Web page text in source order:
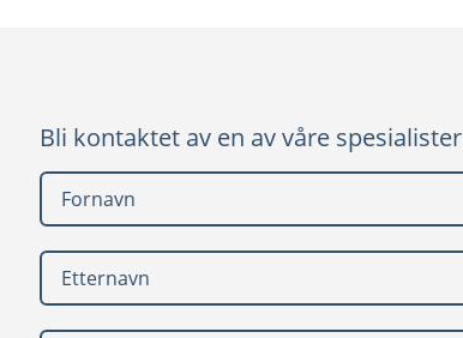
Bli kontaktet av en av våre spesialister